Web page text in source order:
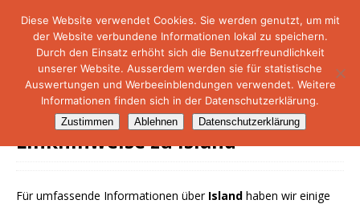
NetMare-Reiseportal
Linkhinweise zu Island
Für umfassende Informationen über Island haben wir einige
Diese Website verwendet Cookies. Sie werden genutzt, um mit
der Website verbundene Informationen lokal zu speichern.
Durch den Einsatz erhöht sich die Benutzerfreundlichkeit
unserer Website. Ausserdem werden sie für statistische
Auswertungen und Werbeeinblendungen verwendet. Weitere
Informationen finden sich in der Datenschutzerklärung.
Zustimmen Ablehnen Datenschutzerklärung